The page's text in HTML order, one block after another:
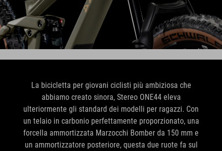
La bicicletta per giovani ciclisti più ambiziosa che
abbiamo creato sinora, Stereo ONE44 eleva
ulteriormente gli standard dei modelli per ragazzi. Con
un telaio in carbonio perfettamente proporzionato, una
forcella ammortizzata Marzocchi Bomber da 150 mm e
un ammortizzatore posteriore, questa due ruote fa sul